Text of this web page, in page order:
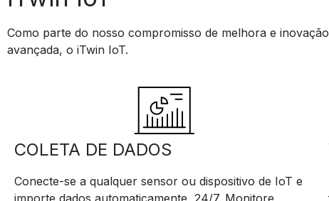
Como parte do nosso compromisso de melhora e
avançada, o iTwin IoT.
COLETA DE DADOS
Conecte-se a qualquer sensor ou dispositivo de IoT e
importe dados automaticamente, 24/7. Monitore,